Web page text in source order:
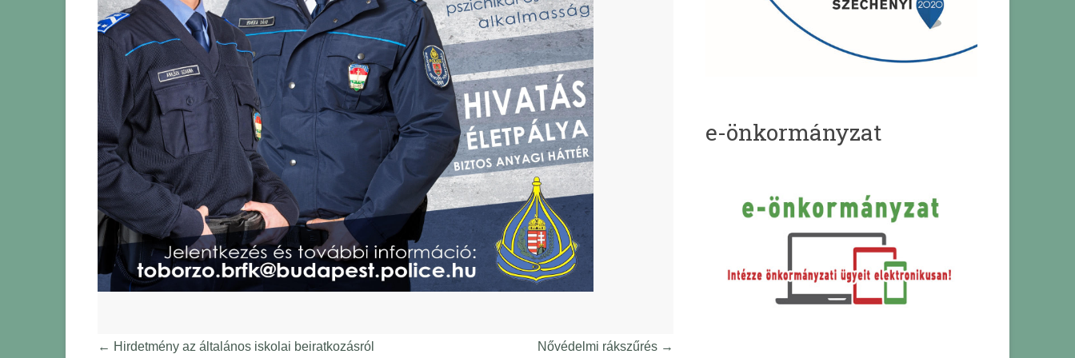
← Hirdetmény az általános iskolai beiratkozásról Nővédelmi rákszűrés →
e-önkormányzat